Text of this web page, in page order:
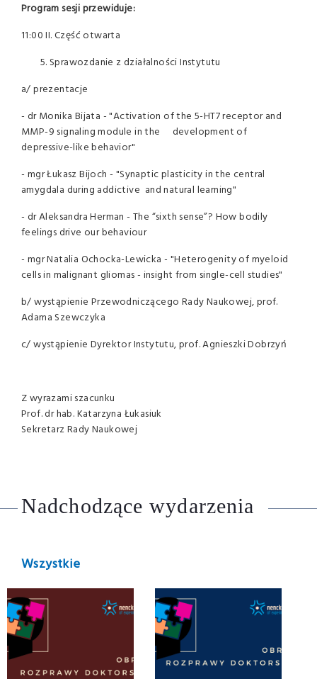
Program sesji przewiduje:
11:00 II. Część otwarta
Sprawozdanie z działalności Instytutu
a/ prezentacje
- dr Monika Bijata - "Activation of the 5-HT7 receptor and
MMP-9 signaling module in the development of
depressive-like behavior"
- mgr Łukasz Bijoch - "Synaptic plasticity in the central
amygdala during addictive and natural learning"
- dr Aleksandra Herman - The “sixth sense”? How bodily
feelings drive our behaviour
- mgr Natalia Ochocka-Lewicka - "Heterogenity of myeloid
cells in malignant gliomas - insight from single-cell studies"
b/ wystąpienie Przewodniczącego Rady Naukowej, prof.
Adama Szewczyka
c/ wystąpienie Dyrektor Instytutu, prof. Agnieszki Dobrzyń
Z wyrazami szacunku
Prof. dr hab. Katarzyna Łukasiuk
Sekretarz Rady Naukowej
Nadchodzące wydarzenia
Wszystkie